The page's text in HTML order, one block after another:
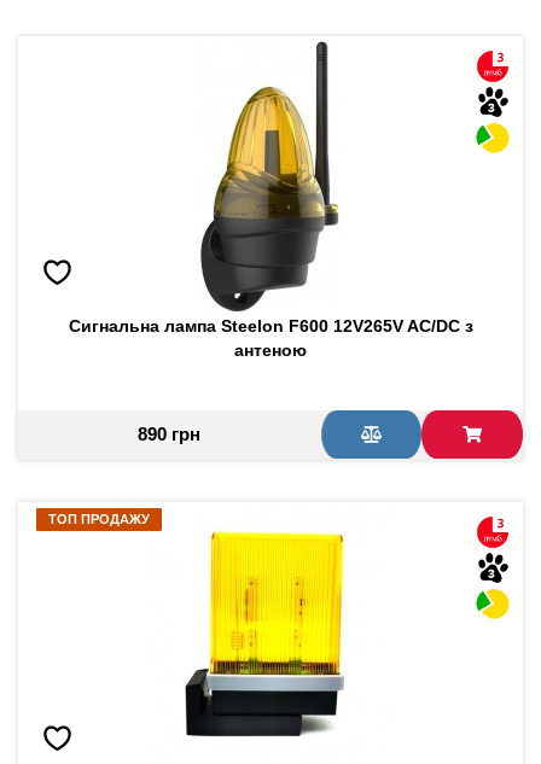
Сигнальна лампа Steelon F600 12V265V AC/DC з
антеною
890 грн
ТОП ПРОДАЖУ
ТОП ПРОДАЖУ